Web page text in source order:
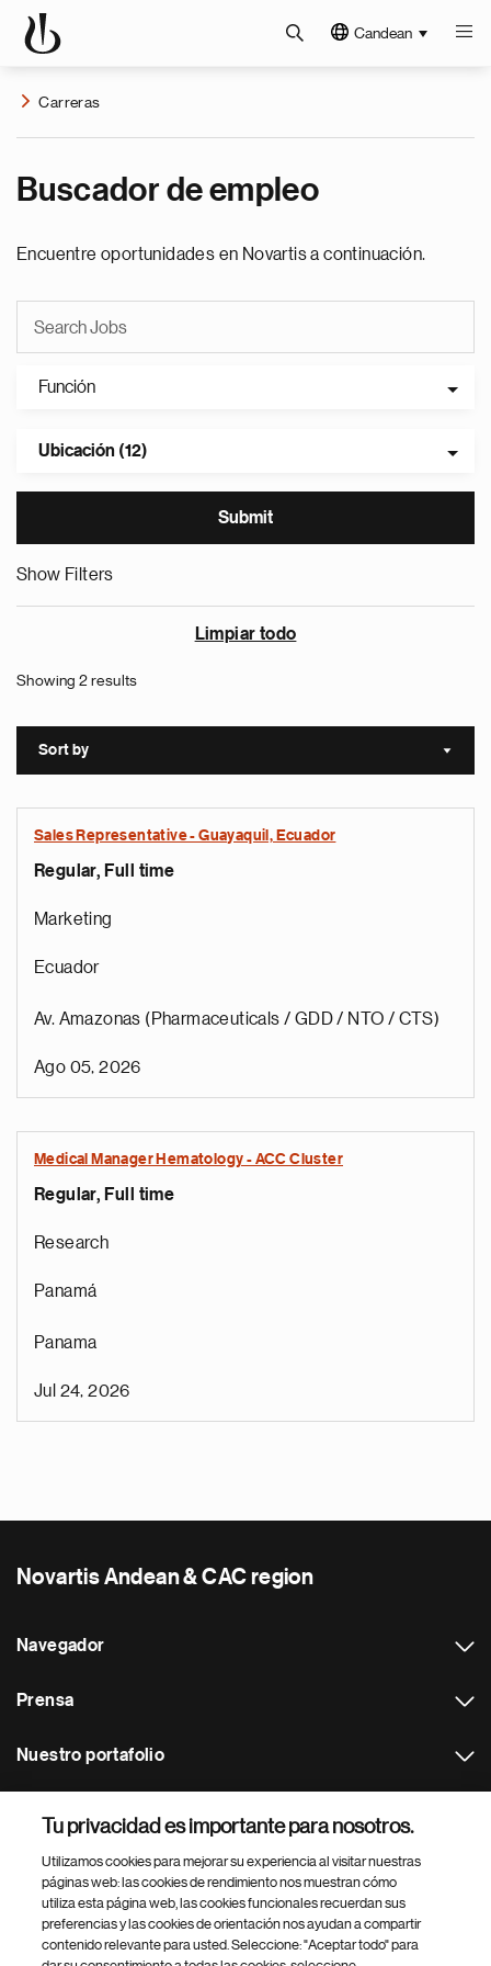
Candean
Carreras
Buscador de empleo
Encuentre oportunidades en Novartis a continuación.
Función
Ubicación (12)
Show Filters
Limpiar todo
Showing 2 results
Sort by Sort
Sales Representative - Guayaquil, Ecuador
Regular, Full time
Marketing
Ecuador
Av. Amazonas (Pharmaceuticals / GDD / NTO / CTS)
Ago 05, 2026
Medical Manager Hematology - ACC Cluster
Regular, Full time
Research
Panamá
Panama
Jul 24, 2026
Novartis Andean & CAC region
Navegador
Prensa
Nuestro portafolio
Footer Site Search
Tu privacidad es importante para nosotros.
Utilizamos cookies para mejorar su experiencia al visitar nuestras
páginas web: las cookies de rendimiento nos muestran cómo
utiliza esta página web, las cookies funcionales recuerdan sus
preferencias y las cookies de orientación nos ayudan a compartir
contenido relevante para usted. Seleccione: "Aceptar todo" para